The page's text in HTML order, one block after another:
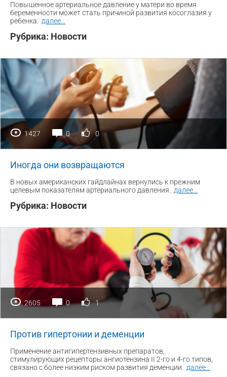
Повышенное артериальное давление у матери во время
беременности может стать причиной развития косоглазия у
ребенка.
далее
Рубрика: Новости
1427 0 0
Иногда они возвращаются
В новых американских гайдлайнах вернулись к прежним
целевым показателям артериального давления.
далее
Рубрика: Новости
2605 0 1
Против гипертонии и деменции
Применение антигипертензивных препаратов,
стимулирующих рецепторы ангиотензина II 2-го и 4-го типов,
связано с более низким риском развития деменции.
далее